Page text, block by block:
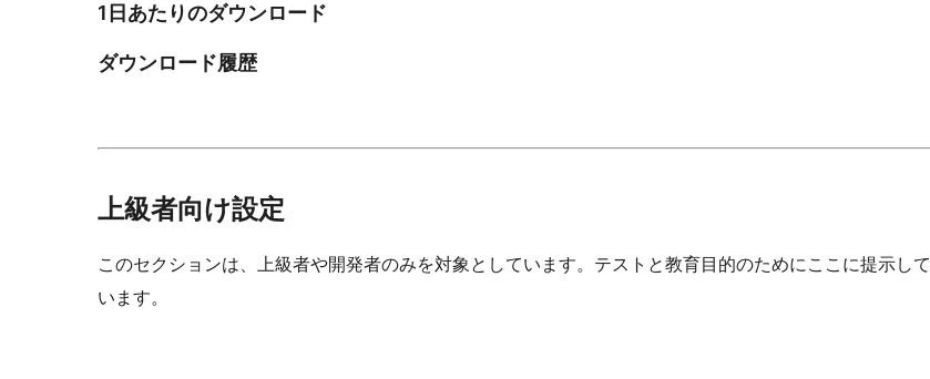
1日あたりのダウンロード
ダウンロード履歴
上級者向け設定
このセクションは、上級者や開発者のみを対象としています。テストと教育目的のためにここに提示して
います。